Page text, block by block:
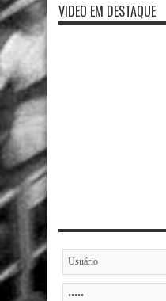
VIDEO EM DESTAQUE